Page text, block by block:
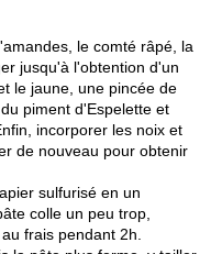
le comté râpé, la
jusqu'à l'obtention d'un
le jaune, une pincée de
piment d'Espelette et
incorporer les noix et
de nouveau pour obtenir
sulfurisé en un
colle un peu trop,
frais pendant 2h.